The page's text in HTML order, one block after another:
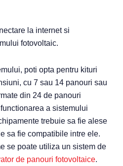
la internet si
fotovoltaic.
poti opta pentru kituri
cu 7 sau 14 panouri sau
din 24 de panouri
a sistemului
trebuie sa fie alese
sa fie compatibile intre ele.
se poate utiliza un sistem de
de panouri fotovoltaice.